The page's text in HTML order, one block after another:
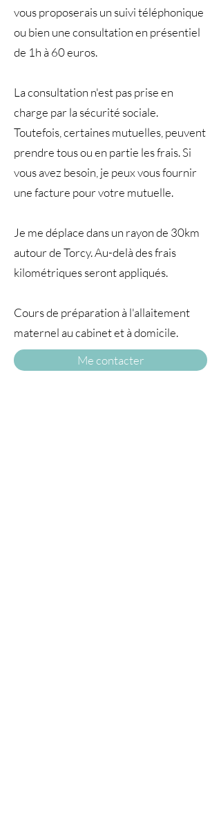
vous proposerais un suivi téléphonique
ou bien une consultation en présentiel
de 1h à 60 euros.
La consultation n'est pas prise en
charge par la sécurité sociale.
Toutefois, certaines mutuelles, peuvent
prendre tous ou en partie les frais. Si
vous avez besoin, je peux vous fournir
une facture pour votre mutuelle.
Je me déplace dans un rayon de 30km
autour de Torcy. Au-delà des frais
kilométriques seront appliqués.
Cours de préparation à l'allaitement
maternel au cabinet et à domicile.
Me contacter